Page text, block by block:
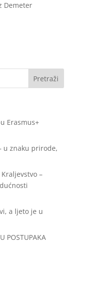
Demeter
Erasmus+
u znaku prirode,
–
a ljeto je u
POSTUPAKA